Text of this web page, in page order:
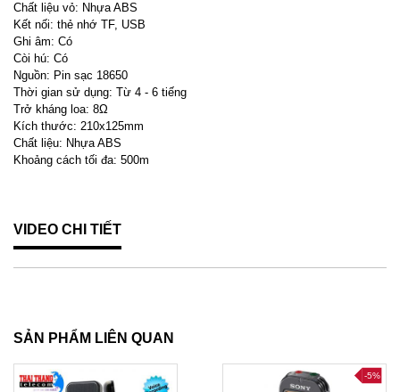
Chất liệu vỏ: Nhựa ABS
Kết nối: thẻ nhớ TF, USB
Ghi âm: Có
Còi hú: Có
Nguồn: Pin sạc 18650
Thời gian sử dụng: Từ 4 - 6 tiếng
Trở kháng loa: 8Ω
Kích thước: 210x125mm
Chất liệu: Nhựa ABS
Khoảng cách tối đa: 500m
VIDEO CHI TIẾT
SẢN PHẨM LIÊN QUAN
-5%